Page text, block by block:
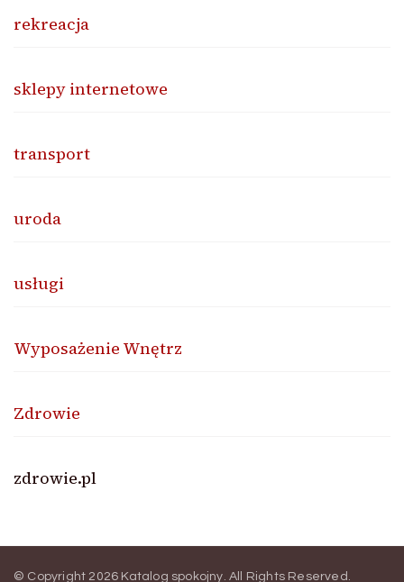
rekreacja
sklepy internetowe
transport
uroda
usługi
Wyposażenie Wnętrz
Zdrowie
zdrowie.pl
© Copyright 2026 Katalog spokojny. All Rights Reserved.